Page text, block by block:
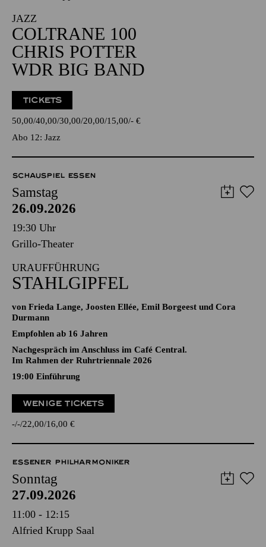
JAZZ
COLTRANE 100
CHRIS POTTER
WDR BIG BAND
TICKETS
50,00 40,00 30,00 20,00 15,00 - €
Abo 12: Jazz
SCHAUSPIEL ESSEN
Samstag
26.09.2026
19:30 Uhr
Grillo-Theater
URAUFFÜHRUNG
STAHLGIPFEL
von Frieda Lange, Joosten Ellée, Emil Borgeest und Cora
Durmann
Empfohlen ab 16 Jahren
Nachgespräch im Anschluss im Café Central.
Im Rahmen der Ruhrtriennale 2026
19:00 Einführung
WENIGE TICKETS
- - 22,00 16,00 €
ESSENER PHILHARMONIKER
Sonntag
27.09.2026
11:00 - 12:15
Alfried Krupp Saal